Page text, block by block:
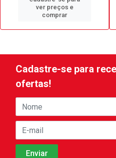
ver preços e
comprar
Cadastre-se para
ofertas!